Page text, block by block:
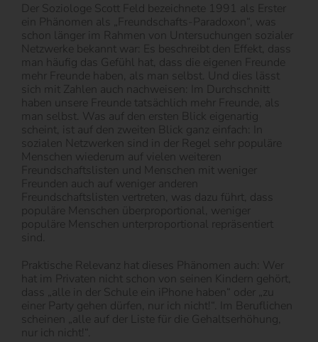
Der Soziologe Scott Feld bezeichnete 1991 als Erster
ein Phänomen als „Freundschafts-Paradoxon“, was
schon länger im Rahmen von Untersuchungen sozialer
Netzwerke bekannt war: Es beschreibt den Effekt, dass
man häufig das Gefühl hat, dass die eigenen Freunde
mehr Freunde haben, als man selbst. Und dies lässt
sich mit Zahlen auch nachweisen: Im Durchschnitt
haben unsere Freunde tatsächlich mehr Freunde, als
man selbst. Was auf den ersten Blick eigenartig
scheint, ist auf den zweiten Blick ganz einfach: In
sozialen Netzwerken sind in der Regel sehr populäre
Menschen wiederum auf vielen weiteren
Freundschaftslisten und Menschen mit weniger
Freunden auch auf weniger anderen
Freundschaftslisten vertreten, was dazu führt, dass
populäre Menschen überproportional, weniger
populäre Menschen unterproportional repräsentiert
sind.
Praktische Relevanz hat dieses Phänomen auch: Wer
hat im Privaten nicht schon von seinen Kindern gehört,
dass „alle in der Schule ein iPhone haben“ oder „zu
einer Party gehen dürfen, nur ich nicht!“. Im Beruflichen
scheinen „alle auf der Liste für die Gehaltserhöhung,
nur ich nicht!“.